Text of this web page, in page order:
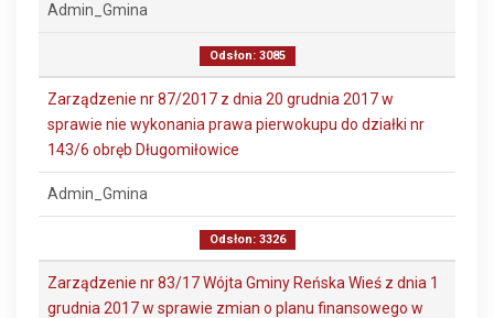
Admin_Gmina
Odsłon: 3085
Zarządzenie nr 87/2017 z dnia 20 grudnia 2017 w
sprawie nie wykonania prawa pierwokupu do działki nr
143/6 obręb Długomiłowice
Admin_Gmina
Odsłon: 3326
Zarządzenie nr 83/17 Wójta Gminy Reńska Wieś z dnia 1
grudnia 2017 w sprawie zmian o planu finansowego w